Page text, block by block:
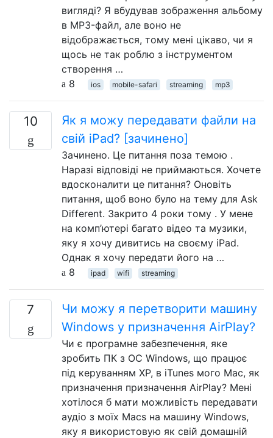
вигляді? Я вбудував зображення альбому
в MP3-файл, але воно не
відображається, тому мені цікаво, чи я
щось не так роблю з інструментом
створення …
8
ios mobile-safari streaming mp3
10
Як я можу передавати файли на
свій iPad? [зачинено]
Зачинено. Це питання поза темою .
Наразі відповіді не приймаються. Хочете
вдосконалити це питання? Оновіть
питання, щоб воно було на тему для Ask
Different. Закрито 4 роки тому . У мене
на комп’ютері багато відео та музики,
яку я хочу дивитись на своєму iPad.
Однак я хочу передати його на …
8
ipad wifi streaming
7
Чи можу я перетворити машину
Windows у призначення AirPlay?
Чи є програмне забезпечення, яке
зробить ПК з ОС Windows, що працює
під керуванням XP, в iTunes мого Mac, як
призначення призначення AirPlay? Мені
хотілося б мати можливість передавати
аудіо з моїх Macs на машину Windows,
яку я використовую як свій домашній